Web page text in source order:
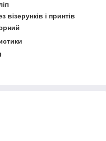
візерунків і принтів